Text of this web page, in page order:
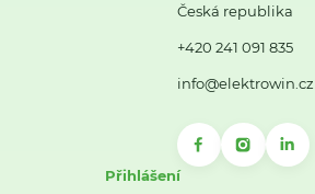
Česká republika
+420 241 091 835
info@elektrowin.cz
Přihlášení